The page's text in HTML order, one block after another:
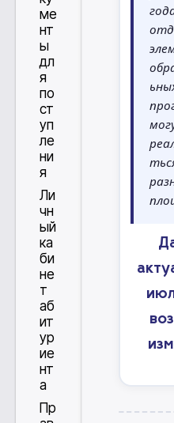
ме
нт
ы
дл
я
по
ст
уп
ле
ни
я
Ли
чн
ый
ка
би
не
т
аб
ит
ур
ие
нт
а
Пр